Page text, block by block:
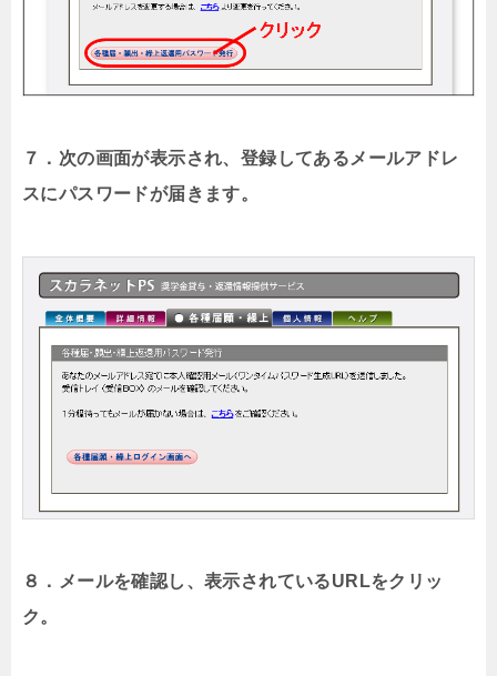
７．次の画面が表示され、登録してあるメールアドレ
スにパスワードが届きます。
８．メールを確認し、表示されているURLをクリッ
ク。